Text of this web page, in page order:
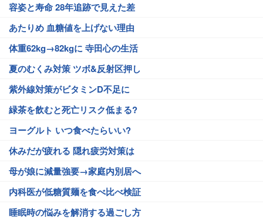
容姿と寿命 28年追跡で見えた差
あたりめ 血糖値を上げない理由
体重62kg→82kgに 寺田心の生活
夏のむくみ対策 ツボ&反射区押し
紫外線対策がビタミンD不足に
緑茶を飲むと死亡リスク低まる?
ヨーグルト いつ食べたらいい?
休みだが疲れる 隠れ疲労対策は
母が娘に減量強要→家庭内別居へ
内科医が低糖質麺を食べ比べ検証
睡眠時の悩みを解消する過ごし方